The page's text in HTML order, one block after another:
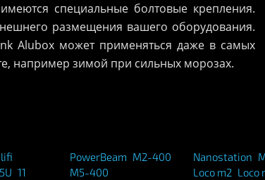
специальные болтовые крепления.
размещения вашего оборудования.
Alubox может применяться даже в самых
например зимой при сильных морозах.
5U 11
PowerBeam M2-400
M5-400
Nanostation
Loco m2 Loco